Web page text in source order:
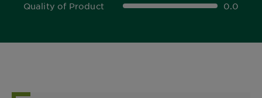
Quality of Product
0.0 out of 5 stars 0.0